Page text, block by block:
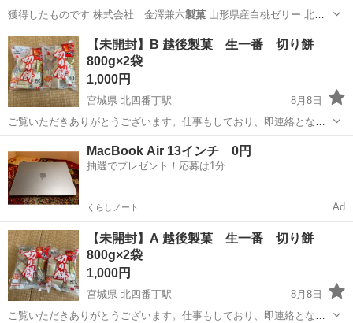
獲得したものです 株式会社 金澤兼六製菓山形県産白桃ゼリー 北海
道赤肉メロン…
石川 金沢市 食品
【未開封】B 越後製菓 生一番 切り餅
800g×2袋
1,000円
宮城県 北四番丁駅
8月8日
ご覧いただきありがとうございます。仕事もしており、即連絡となら
ない場合もあるかと思います。それでも迅速かつ安心してお取引でき
ますよう、注意して参ります。どうぞよろしくお願いいたします。
【お渡し】 土日祝が基本です。 ...
仙台市 北四番丁駅 食品 切り餅
MacBook Air 13インチ 0円
抽選でプレゼント！応募は1分
くらしノート Ad
【未開封】A 越後製菓 生一番 切り餅
800g×2袋
1,000円
宮城県 北四番丁駅
8月8日
ご覧いただきありがとうございます。仕事もしており、即連絡となら